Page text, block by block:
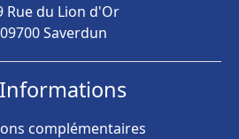
Rue du Lion d'Or
09700 Saverdun
complémentaires